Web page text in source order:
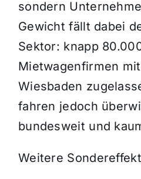
sondern
Gewicht fällt dabei
Sektor: knapp
Mietwagenfirmen
Wiesbaden
fahren jedoch
bundesweit und
Weitere